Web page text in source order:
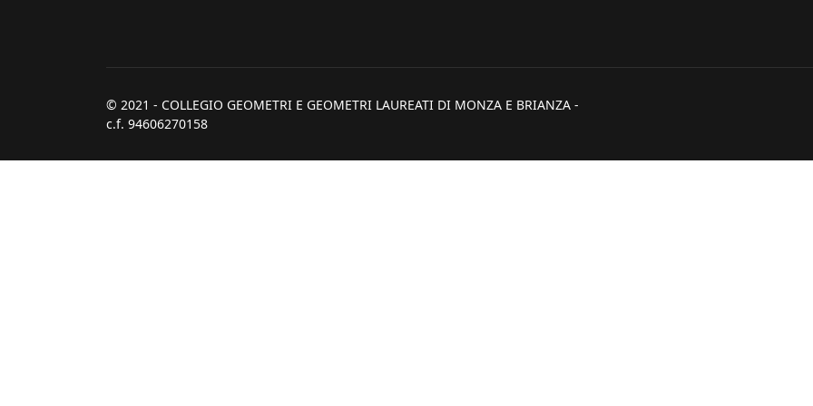
© 2021 - COLLEGIO GEOMETRI E GEOMETRI LAUREATI DI MONZA E BRIANZA -
c.f. 94606270158